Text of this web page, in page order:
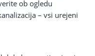
ob ogledu
– vsi urejeni